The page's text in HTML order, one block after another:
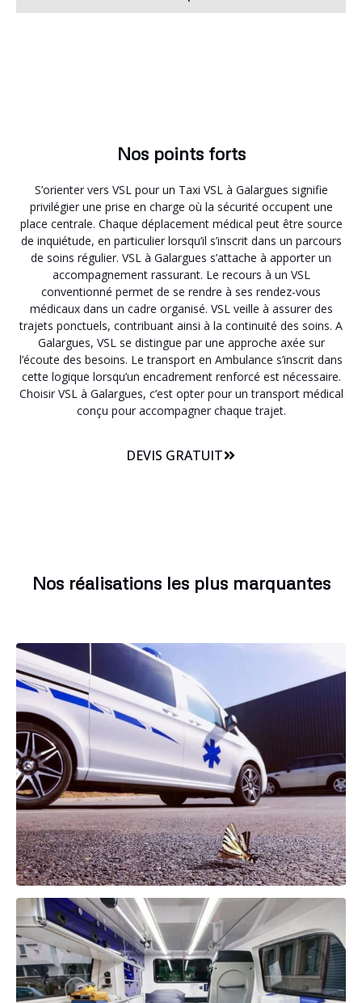
Nos points forts
S’orienter vers VSL pour un Taxi VSL à Galargues signifie
privilégier une prise en charge où la sécurité occupent une
place centrale. Chaque déplacement médical peut être source
de inquiétude, en particulier lorsqu’il s’inscrit dans un parcours
de soins régulier. VSL à Galargues s’attache à apporter un
accompagnement rassurant. Le recours à un VSL
conventionné permet de se rendre à ses rendez-vous
médicaux dans un cadre organisé. VSL veille à assurer des
trajets ponctuels, contribuant ainsi à la continuité des soins. A
Galargues, VSL se distingue par une approche axée sur
l’écoute des besoins. Le transport en Ambulance s’inscrit dans
cette logique lorsqu’un encadrement renforcé est nécessaire.
Choisir VSL à Galargues, c’est opter pour un transport médical
conçu pour accompagner chaque trajet.
DEVIS GRATUIT
Nos réalisations les plus marquantes